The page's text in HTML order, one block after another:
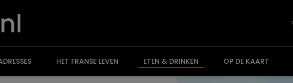
HET FRANSE LEVEN ETEN & DRINKEN OP DE KAART